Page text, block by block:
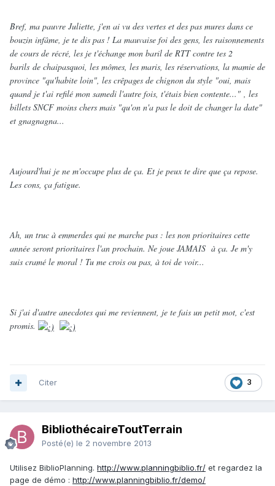
Bref, ma pauvre Juliette, j'en ai vu des vertes et des pas mures dans ce
bouzin infâme, je te dis pas ! La mauvaise foi des gens, les raisonnements
de cours de récré, les je t'échange mon baril de RTT contre tes 2
barils de chaipasquoi, les mômes, les maris, les réservations, la mamie de
province "qu'habite loin", les crêpages de chignon du style "oui, mais
quand je t'ai refilé mon samedi l'autre fois, t'étais bien contente..." , les
billets SNCF moins chers mais "qu'on n'a pas le doit de changer la date"
et gnagnagna...
Aujourd'hui je ne m'occupe plus de ça. Et je peux te dire que ça repose.
Les cons, ça fatigue.
Ah, un truc à emmerdes qui ne marche pas : les non prioritaires cette
année seront prioritaires l'an prochain. Ne joue JAMAIS à ça. Je m'y
suis cramé le moral ! Tu me crois ou pas, à toi de voir...
Si j'ai d'autre anecdotes qui me reviennent, je te fais un petit mot, c'est
promis.
3
Citer
BibliothécaireToutTerrain
Posté(e) le 2 novembre 2013
Utilisez BiblioPlanning. http://www.planningbiblio.fr/ et regardez la
page de démo : http://www.planningbiblio.fr/demo/